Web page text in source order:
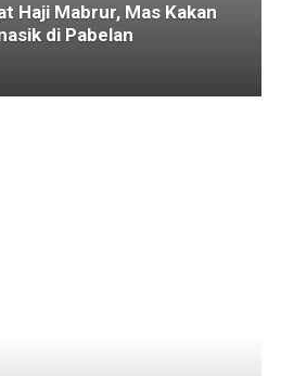
Haji Mabrur, Mas Kakan
di Pabelan